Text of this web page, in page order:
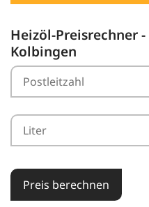
Heizöl-Preisrechner
Kolbingen
Preis berechnen